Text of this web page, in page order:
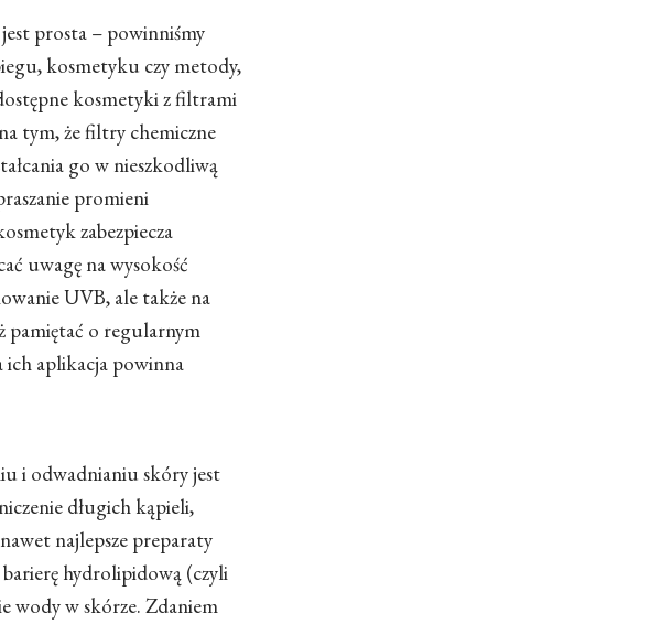
prosta – powinniśmy
kosmetyku czy metody,
kosmetyki z filtrami
tym, że filtry chemiczne
go w nieszkodliwą
promieni
zabezpiecza
uwagę na wysokość
UVB, ale także na
pamiętać o regularnym
ich aplikacja powinna
i odwadnianiu skóry jest
długich kąpieli,
najlepsze preparaty
hydrolipidową (czyli
wody w skórze. Zdaniem